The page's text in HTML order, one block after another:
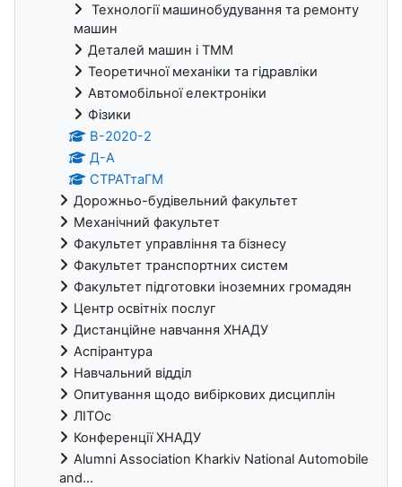
Технології машинобудування та ремонту
машин
Деталей машин і ТММ
Теоретичної механіки та гідравліки
Автомобільної електроніки
Фізики
В-2020-2
Д-А
СТРАТтаГМ
Дорожньо-будівельний факультет
Механічний факультет
Факультет управління та бізнесу
Факультет транспортних систем
Факультет підготовки іноземних громадян
Центр освітніх послуг
Дистанційне навчання ХНАДУ
Аспірантура
Навчальний відділ
Опитування щодо вибіркових дисциплін
ЛІТОс
Конференції ХНАДУ
Alumni Association Kharkiv National Automobile
and...